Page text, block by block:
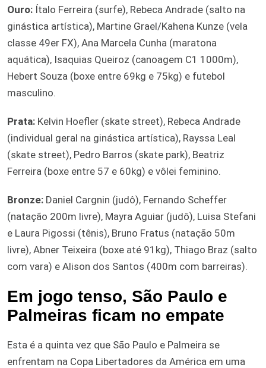
Ouro: Ítalo Ferreira (surfe), Rebeca Andrade (salto na
ginástica artística), Martine Grael/Kahena Kunze (vela
classe 49er FX), Ana Marcela Cunha (maratona
aquática), Isaquias Queiroz (canoagem C1 1000m),
Hebert Souza (boxe entre 69kg e 75kg) e futebol
masculino.
Prata: Kelvin Hoefler (skate street), Rebeca Andrade
(individual geral na ginástica artística), Rayssa Leal
(skate street), Pedro Barros (skate park), Beatriz
Ferreira (boxe entre 57 e 60kg) e vôlei feminino.
Bronze: Daniel Cargnin (judô), Fernando Scheffer
(natação 200m livre), Mayra Aguiar (judô), Luisa Stefani
e Laura Pigossi (tênis), Bruno Fratus (natação 50m
livre), Abner Teixeira (boxe até 91kg), Thiago Braz (salto
com vara) e Alison dos Santos (400m com barreiras).
Em jogo tenso, São Paulo e
Palmeiras ficam no empate
Esta é a quinta vez que São Paulo e Palmeira se
enfrentam na Copa Libertadores da América em uma